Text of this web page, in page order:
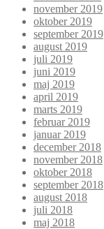
november 2019
oktober 2019
september 2019
august 2019
juli 2019
juni 2019
maj 2019
april 2019
marts 2019
februar 2019
januar 2019
december 2018
november 2018
oktober 2018
september 2018
august 2018
juli 2018
maj 2018